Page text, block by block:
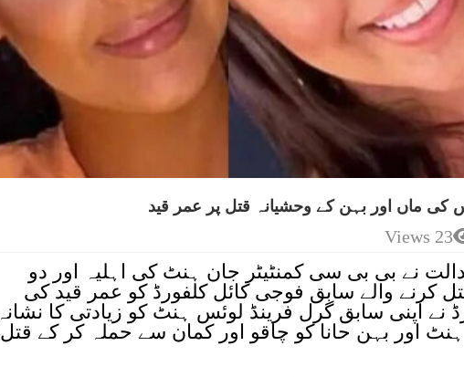
کی ماں اور بہن کے وحشیانہ قتل پر عمر قید
23 Views
نے بی بی سی کمنٹیٹر جان ہنٹ کی اہلیہ اور دو
کرنے والے سابق فوجی کائل کلفورڈ کو عمر قید کی
کلفورڈ نے اپنی سابق گرل فرینڈ لوئس ہنٹ کو زیادتی کا نشانہ
اور بہن حانا کو چاقو اور کمان سے حملہ کر کے قتل